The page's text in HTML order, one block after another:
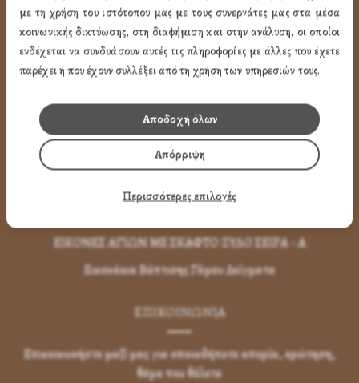
Εικόνες Παναγίας
Εικόνες Χριστού
Εικόνες Παραστάσεων
Μπομπονιέρες Βάπτισης
Μπρελόκ Μέ Αγίους
Εικόνες με Φύλλα Χρυσού
Εικόνες Τοίχου με Καντήλι
ΕΙΚΟΝΕΣ ΑΓΙΩΝ ΜΕ ΣΚΑΦΤΟ ΞΥΛΟ ΣΕΙΡΑ - Α
Εικονάκια Βάπτισης Γάμου Δείγματα
ΕΠΙΚΟΙΝΩΝΊΑ
Επικοινωνήστε μαζί μας για οποιαδήποτε απορία, ερώτηση,
θέμα που θέλετε
με τη χρήση του ιστότοπου μας με τους συνεργάτες μας στα μέσα
κοινωνικής δικτύωσης, στη διαφήμιση και στην ανάλυση, οι οποίοι
ενδέχεται να συνδυάσουν αυτές τις πληροφορίες με άλλες που έχετε
παρέχει ή που έχουν συλλέξει από τη χρήση των υπηρεσιών τους.
Απόρριψη
Αποδοχή όλων
Περισσότερες επιλογές